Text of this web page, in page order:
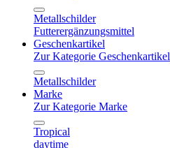
Metallschilder
Futterergänzungsmittel
Geschenkartikel
Zur Kategorie Geschenkartikel
Metallschilder
Marke
Zur Kategorie Marke
Tropical
daytime